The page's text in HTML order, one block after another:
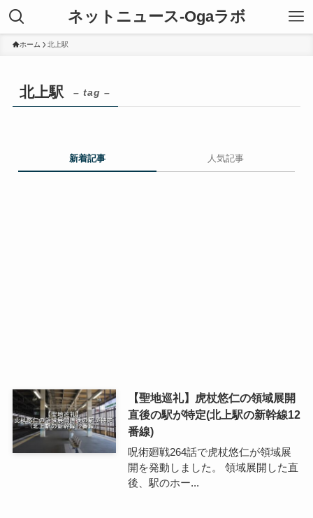
ネットニュース-Ogaラボ
ホーム 北上駅
北上駅 – tag –
新着記事 人気記事
【聖地巡礼】虎杖悠仁の領域展開
直後の駅が特定(北上駅の新幹線12
番線)
呪術廻戦264話で虎杖悠仁が領域展
開を発動しました。 領域展開した直
後、駅のホー...